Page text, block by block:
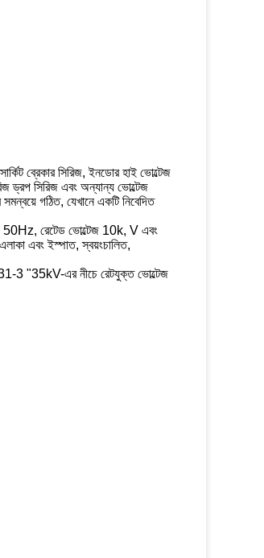
সিরিজ, ইনডোর হাই ভোল্টেজ
ড্রপ সিরিজ এবং অন্যান্য ভোল্টেজ
সমন্বয়ে গঠিত, যেখানে একটি নিবেদিত
50Hz, রেটেড ভোল্টেজ 10k, V এবং
এবং ইস্পাত, স্বয়ংচালিত,
3 "35kV-এর নীচে রেটযুক্ত ভোল্টেজ